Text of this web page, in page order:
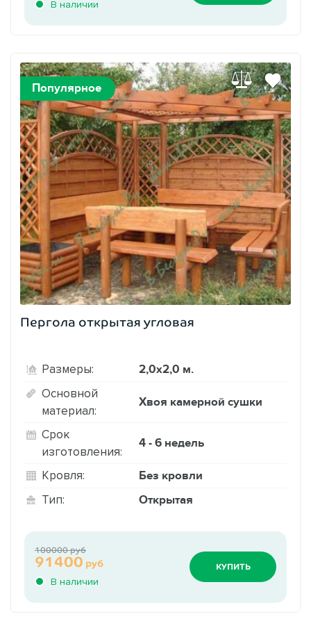
В наличии
Популярное
Пергола открытая угловая
Размеры: 2,0х2,0 м.
Основной
материал:
Хвоя камерной сушки
Срок
изготовления:
4 - 6 недель
Кровля: Без кровли
Тип: Открытая
В наличии
91400 руб
100000 руб
КУПИТЬ